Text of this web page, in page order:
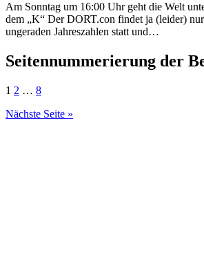
Am Sonntag um 16:00 Uhr geht die Welt unter oder Die Suche nach
dem „K“ Der DORT.con findet ja (leider)
ungeraden Jahreszahlen statt und…
Seitennummerierung der
1 2 … 8
Nächste Seite »